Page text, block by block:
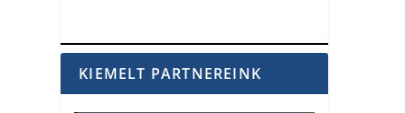
KIEMELT PARTNEREINK